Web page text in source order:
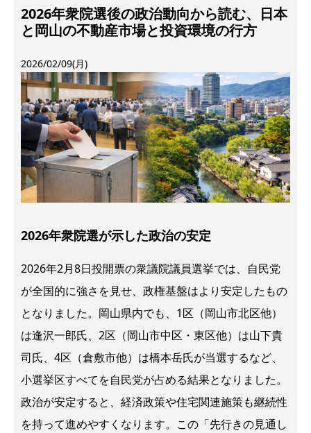
2026年衆院選後の政治動向から読む、日本
と岡山の不動産市場と投資環境の行方
2026/02/09(月)
2026年衆院選が示した政治の安定
2026年2月8日投開票の衆議院議員選挙では、自民党
が全国的に強さを見せ、政権基盤はより安定したもの
となりました。岡山県内でも、1区（岡山市北区他）
は逢沢一郎氏、2区（岡山市中区・東区他）は山下貴
司氏、4区（倉敷市他）は橋本岳氏が当選するなど、
小選挙区すべてを自民党が占める結果となりました。
政治が安定すると、経済政策や住宅関連施策も継続性
を持って進めやすくなります。この「先行きの見通し